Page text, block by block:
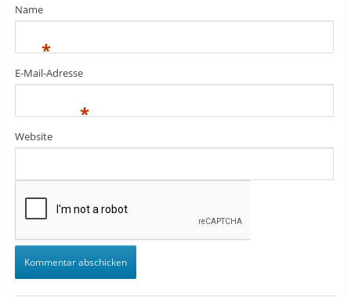
Name
*
E-Mail-Adresse
*
Website